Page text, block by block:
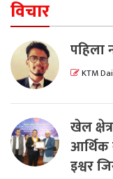
विचार
पहिला
KTM
खेल
आर्थिक
इश्वर